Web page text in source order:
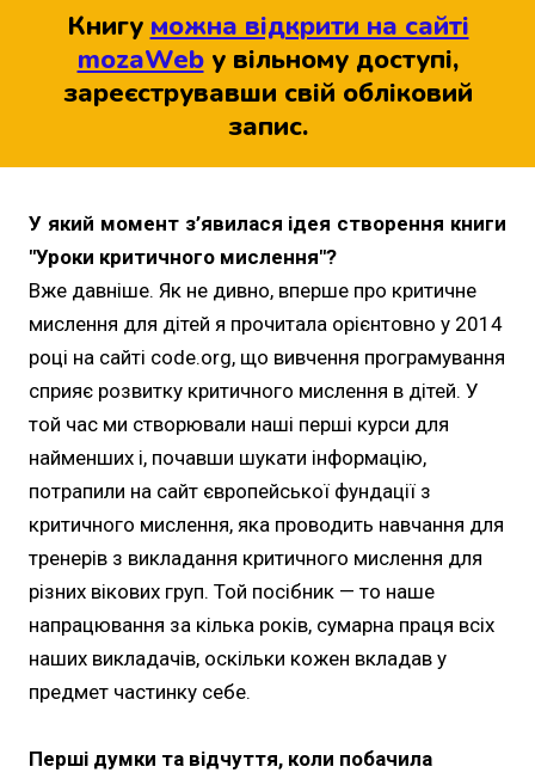
Книгу можна відкрити на сайті
mozaWebу вільному доступі,
зареєструвавши свій обліковий
запис.
У який момент з’явилася ідея створення книги
"Уроки критичного мислення"?
Вже давніше. Як не дивно, вперше про критичне
мислення для дітей я прочитала орієнтовно у 2014
році на сайті code.org, що вивчення програмування
сприяє розвитку критичного мислення в дітей. У
той час ми створювали наші перші курси для
найменших і, почавши шукати інформацію,
потрапили на сайт європейської фундації з
критичного мислення, яка проводить навчання для
тренерів з викладання критичного мислення для
різних вікових груп. Той посібник — то наше
напрацювання за кілька років, сумарна праця всіх
наших викладачів, оскільки кожен вкладав у
предмет частинку себе.
Перші думки та відчуття, коли побачила